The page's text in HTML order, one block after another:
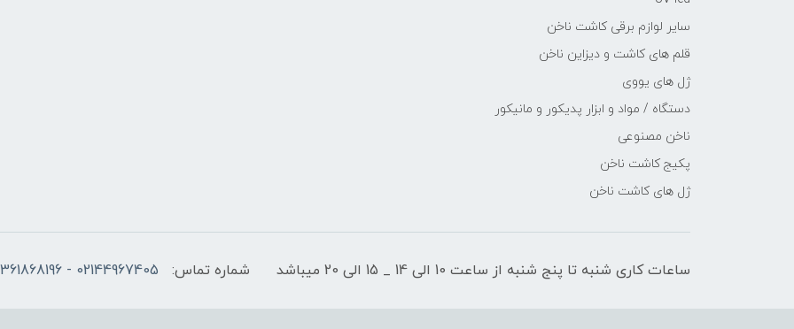
سایر لوازم برقی کاشت ناخن
قلم های کاشت و دیزاین ناخن
ژل های یووی
دستگاه / مواد و ابزار پدیکور و مانیکور
ناخن مصنوعی
پکیج کاشت ناخن
ژل های کاشت ناخن
ساعات کاری شنبه تا پنج شنبه از ساعت 10 الی 14 _ 15 الی 20 میباشد شماره تماس: 02144967405 - 09361868196